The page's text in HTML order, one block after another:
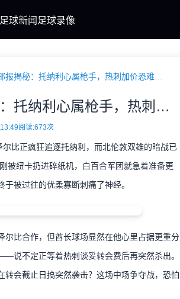
足球新闻 足球录像
7500万镑砸不动纽卡！邮报揭秘：托纳利心属枪手，热刺加价恐难如愿
阅读:673次
正疯狂追逐托纳利，而北伦敦双雄的暗战已
被纽卡扔进碎纸机，白百合军团就急着准备更
被过往的优柔寡断刺痛了神经。
比合作，但酋长球场显然在他心里占据更重分
说不定正等着热刺谈妥转会费后再突然杀出。
会截止日搞突然袭击？这场中场争夺战，恐怕